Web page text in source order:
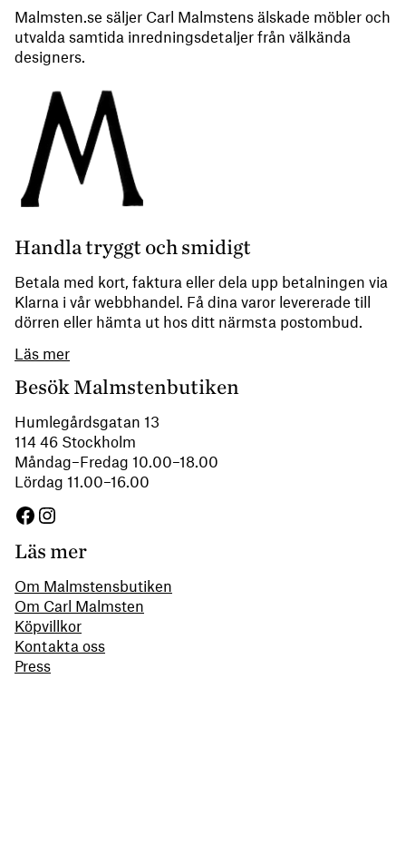
Malmsten.se säljer Carl Malmstens älskade möbler och
utvalda samtida inredningsdetaljer från välkända
designers.
Handla tryggt och smidigt
Betala med kort, faktura eller dela upp betalningen via
Klarna i vår webbhandel. Få dina varor levererade till
dörren eller hämta ut hos ditt närmsta postombud.
Läs mer
Besök Malmstenbutiken
Humlegårdsgatan 13
114 46 Stockholm
Måndag–Fredag 10.00–18.00
Lördag 11.00–16.00
Facebook
Instagram
Läs mer
Om Malmstensbutiken
Om Carl Malmsten
Köpvillkor
Kontakta oss
Press